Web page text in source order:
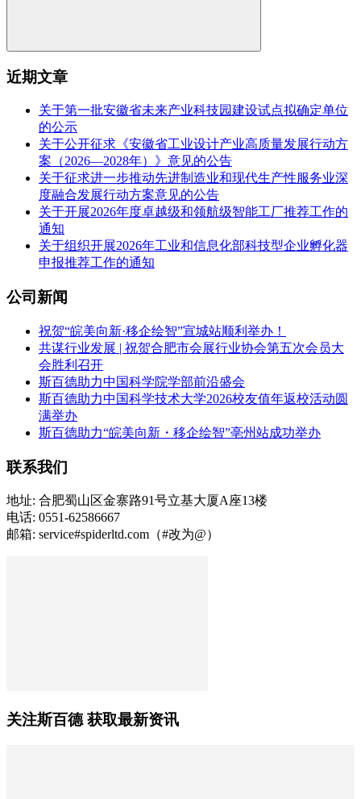
近期文章
关于第一批安徽省未来产业科技园建设试点拟确定单位
的公示
关于公开征求《安徽省工业设计产业高质量发展行动方
案（2026—2028年）》意见的公告
关于征求进一步推动先进制造业和现代生产性服务业深
度融合发展行动方案意见的公告
关于开展2026年度卓越级和领航级智能工厂推荐工作的
通知
关于组织开展2026年工业和信息化部科技型企业孵化器
申报推荐工作的通知
公司新闻
祝贺“皖美向新·移企绘智”宣城站顺利举办！
共谋行业发展 | 祝贺合肥市会展行业协会第五次会员大
会胜利召开
斯百德助力中国科学院学部前沿盛会
斯百德助力中国科学技术大学2026校友值年返校活动圆
满举办
斯百德助力“皖美向新・移企绘智”亳州站成功举办
联系我们
地址: 合肥蜀山区金寨路91号立基大厦A座13楼
电话: 0551-62586667
邮箱: service#spiderltd.com（#改为@）
关注斯百德 获取最新资讯